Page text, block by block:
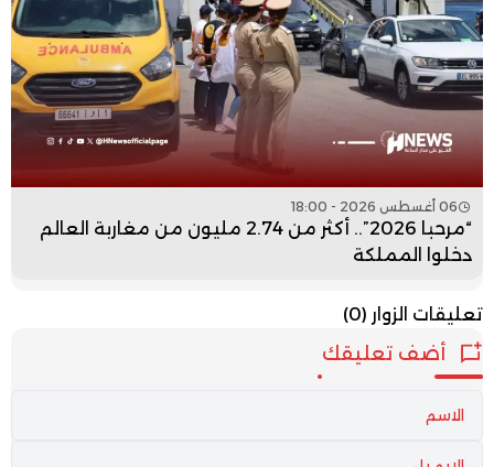
06 أغسطس 2026 - 18:00
“مرحبا 2026”.. أكثر من 2.74 مليون من مغاربة العالم
دخلوا المملكة
تعليقات الزوار (0)
أضف تعليقك